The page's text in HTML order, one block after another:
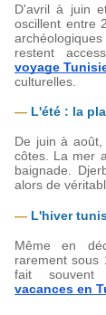
D'avril à juin
oscillent entre
restent
voyage
culturelles.
— L'été : la
De juin à
côtes. La mer
baignade.
alors de
— L'hiver
Même en
rarement sous
fait
vacances en